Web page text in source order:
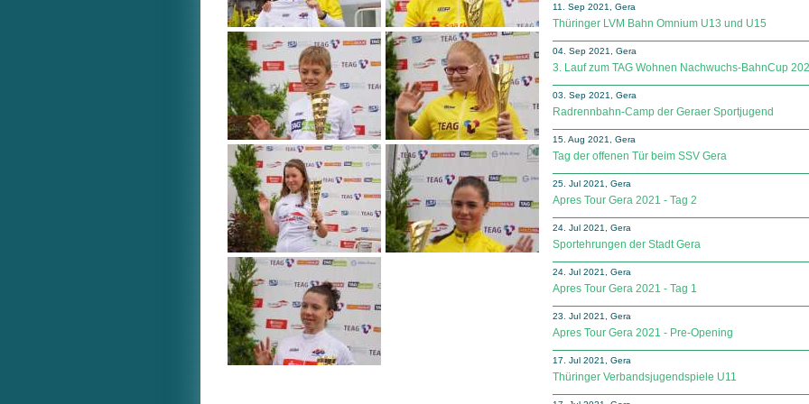
11. Sep 2021, Gera
Thüringer LVM Bahn Omnium U13 und U15
04. Sep 2021, Gera
3. Lauf zum TAG Wohnen Nachwuchs-BahnCup
03. Sep 2021, Gera
Radrennbahn-Camp der Geraer Sportjugend
15. Aug 2021, Gera
Tag der offenen Tür beim SSV Gera
25. Jul 2021, Gera
Apres Tour Gera 2021 - Tag 2
24. Jul 2021, Gera
Sportehrungen der Stadt Gera
24. Jul 2021, Gera
Apres Tour Gera 2021 - Tag 1
23. Jul 2021, Gera
Apres Tour Gera 2021 - Pre-Opening
17. Jul 2021, Gera
Thüringer Verbandsjugendspiele U11